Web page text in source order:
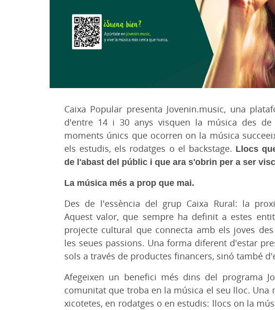
Caixa Popular presenta Jovenin.music, una
d'entre 14 i 30 anys visquen la música des
moments únics que ocorren on la música
els estudis, els rodatges o el backstage. Llocs
de l'abast del públic i que ara s'obrin per a ser
La música més a prop que mai.
Des de l'essència del grup Caixa Rural: la
Aquest valor, que sempre ha definit a estes
projecte cultural que connecta amb els joves
les seues passions. Una forma diferent d'estar
sols a través de productes financers, sinó també
Afegeixen un benefici més dins del programa
comunitat que troba en la música el seu lloc. Una
xicotetes, en rodatges o en estudis: llocs on la